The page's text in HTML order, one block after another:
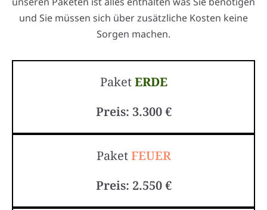
und Sie müssen sich über zusätzliche Kosten keine
Sorgen machen.
PaketERDE
Preis: 3.300 €
PaketFEUER
Preis: 2.550 €